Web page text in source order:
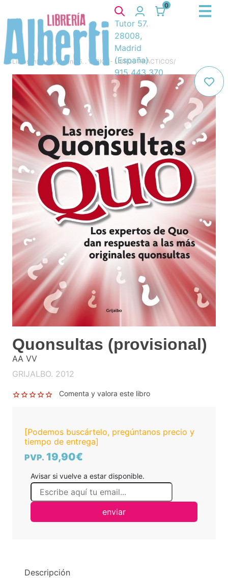
0
Tutor 57.
28008,
Madrid
(España)
915 443 370
Libros Infantil y juvenil 6. . VARIOS- LIBROS PRACTICOS/
Quonsultas (provisional)
AA VV
GRIJALBO. 2012
Comenta y valora este libro
[Podemos buscártelo, pregúntanos precio y
tiempo de entrega]
PVP. 19,90€
Avisar si vuelve a estar disponible.
enviar
Descripción